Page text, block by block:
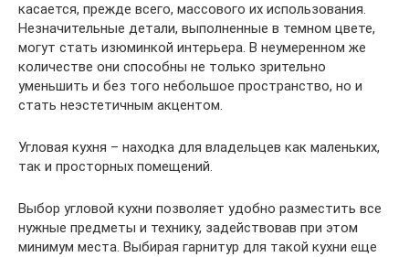
касается, прежде всего, массового их использования.
Незначительные детали, выполненные в темном цвете,
могут стать изюминкой интерьера. В неумеренном же
количестве они способны не только зрительно
уменьшить и без того небольшое пространство, но и
стать неэстетичным акцентом.
Угловая кухня – находка для владельцев как маленьких,
так и просторных помещений.
Выбор угловой кухни позволяет удобно разместить все
нужные предметы и технику, задействовав при этом
минимум места. Выбирая гарнитур для такой кухни еще